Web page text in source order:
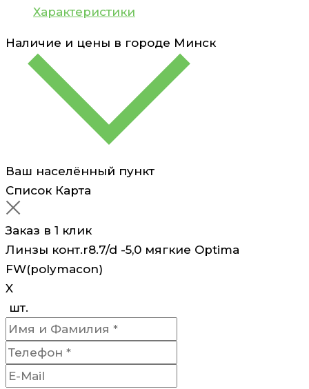
Характеристики
Наличие и цены в городе Минск
Ваш населённый пункт
Список Карта
Заказ в 1 клик
Линзы конт.r8.7/d -5,0 мягкие Optima
FW(polymacon)
X
шт.